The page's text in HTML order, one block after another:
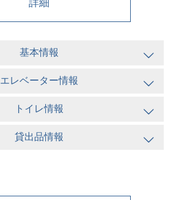
詳細
基本情報
エレベーター情報
トイレ情報
貸出品情報